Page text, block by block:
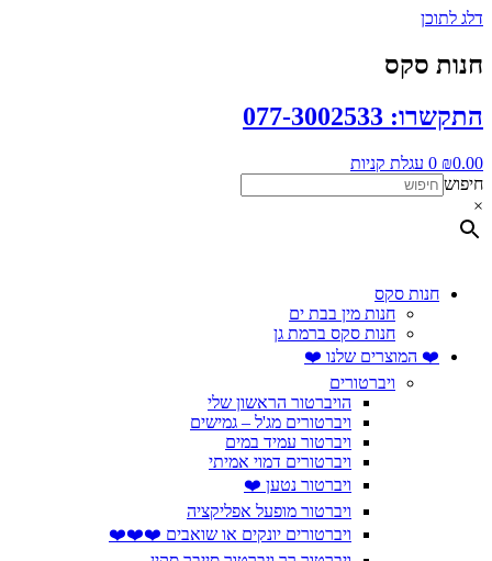
דלג לתוכן
חנות סקס
התקשרו: 077-3002533
₪0.00
0 עגלת קניות
חיפוש
×
חנות סקס
חנות מין בבת ים
חנות סקס ברמת גן
❤️ המוצרים שלנו ❤️
ויברטורים
הויברטור הראשון שלי
ויברטורים מג'ל – גמישים
ויברטור עמיד במים
ויברטורים דמוי אמיתי
ויברטור נטען ❤️
ויברטור מופעל אפליקציה
ויברטורים יונקים או שואבים ❤️❤️❤️